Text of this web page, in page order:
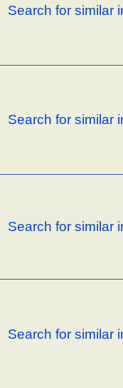
Search for similar
Search for similar
Search for similar
Search for similar